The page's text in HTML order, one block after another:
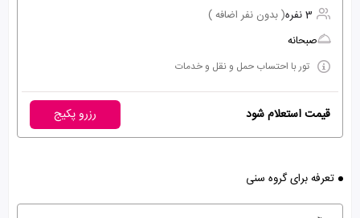
3 نفره
( بدون نفر اضافه )
صبحانه
تور با احتساب حمل و نقل و خدمات
قیمت استعلام شود رزرو پکیج
تعرفه برای گروه سنی